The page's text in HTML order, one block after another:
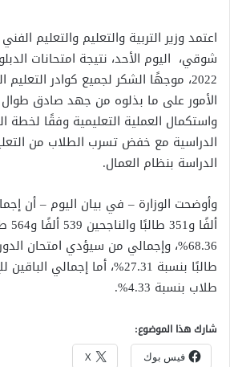
اعتمد وزير التربية والتعليم والتعليم
شوقي، اليوم الأحد، نتيجة امتحانات
2022، موجهًا الشكر لجميع كوادر
الأمور على ما بذلوه من جهد صادق طوال
واستكمال العملية التعليمية وفقًا لخطة
الدراسية مع خفض تسرب الطلاب من
الدراسة بنظام العمال.
طلاب بنسبة 4.33%.
شارك هذا الموضوع:
فيس بوك X